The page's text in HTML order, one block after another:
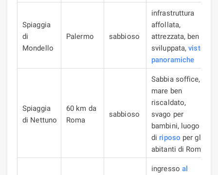
Spiaggia
di
Mondello
Palermo sabbioso
infrastruttura
affollata,
attrezzata, ben
sviluppata,viste
panoramiche
Spiaggia
di Nettuno
60 km da
Roma
sabbioso
Sabbia soffice,
mare ben
riscaldato,
svago per
bambini, luogo
di riposo per gli
abitanti di Roma
ingresso al